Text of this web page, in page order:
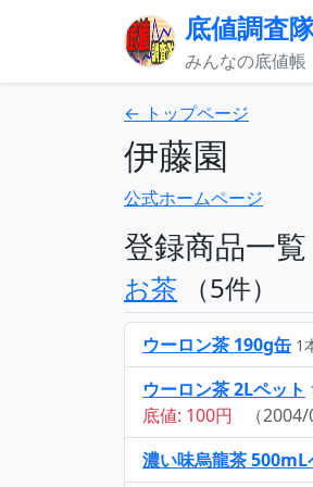
底値調査
みんなの底値帳
← トップページ
伊藤園
公式ホームページ
登録商品一覧
お茶 （5件）
ウーロン茶 190g缶 1
ウーロン茶 2Lペット
底値: 100円
（
濃い味烏龍茶 500mL